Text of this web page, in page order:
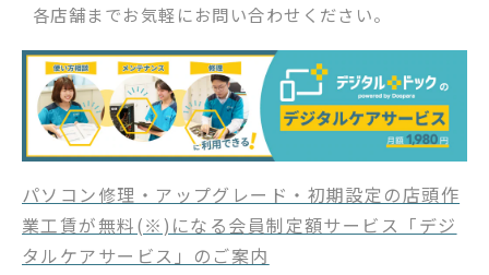
各店舗までお気軽にお問い合わせください。
パソコン修理・アップグレード・初期設定の店頭作
業工賃が無料(※)になる会員制定額サービス「デジ
タルケアサービス」のご案内